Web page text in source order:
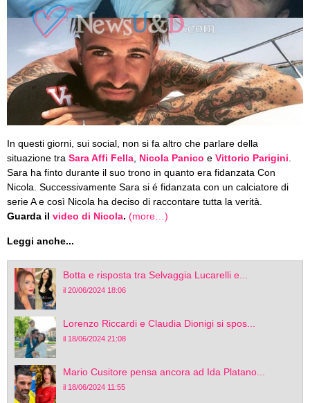
In questi giorni, sui social, non si fa altro che parlare della
situazione tra Sara Affi Fella Nicola Panico e Vittorio Parigini
Sara ha finto durante il suo trono in quanto era fidanzata Con
Nicola. Successivamente Sara si é fidanzata con un calciatore di
serie A e così Nicola ha deciso di raccontare tutta la verità.
Guarda il video di Nicola. (more…)
Leggi anche...
Botta e risposta tra Selvaggia Lucarelli e...
il 20/06/2024 18:06
Lorenzo Riccardi e Claudia Dionigi si spos...
il 18/06/2024 21:08
Mario Cusitore pensa ancora ad Ida Platano...
il 18/06/2024 11:55